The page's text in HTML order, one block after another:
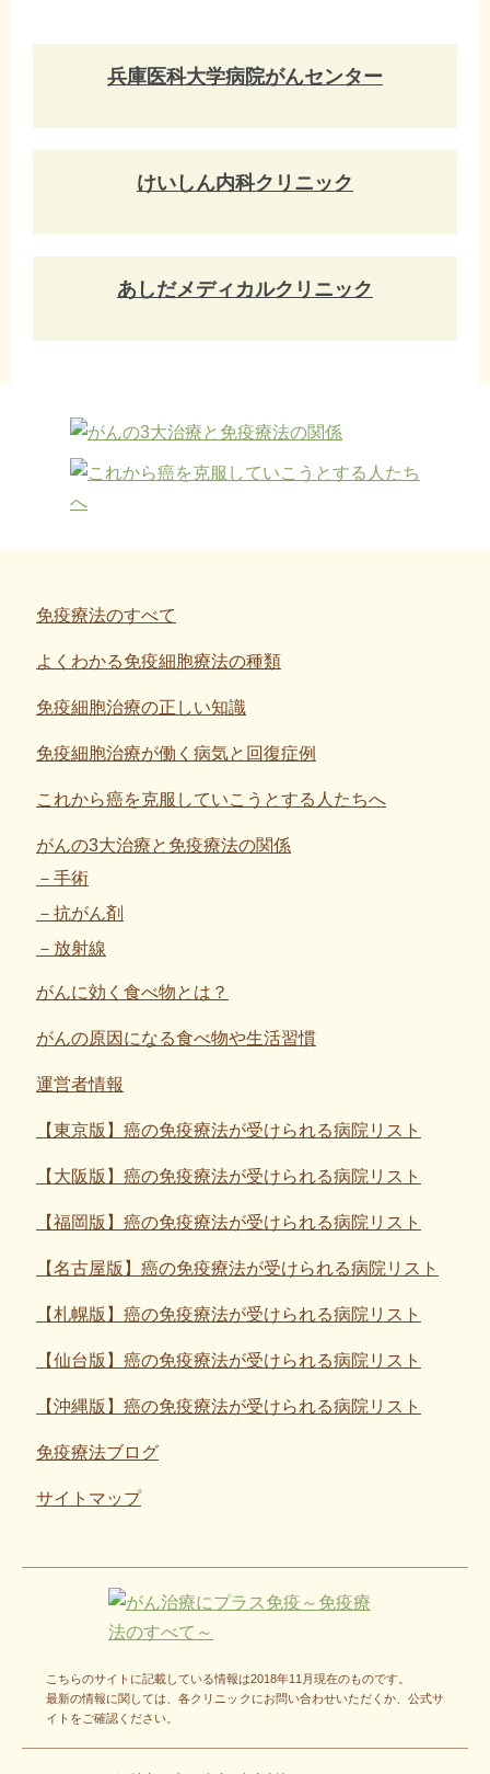
兵庫医科大学病院がんセンター
けいしん内科クリニック
あしだメディカルクリニック
免疫療法のすべて
よくわかる免疫細胞療法の種類
免疫細胞治療の正しい知識
免疫細胞治療が働く病気と回復症例
これから癌を克服していこうとする人たちへ
がんの3大治療と免疫療法の関係
手術
抗がん剤
放射線
がんに効く食べ物とは？
がんの原因になる食べ物や生活習慣
運営者情報
【東京版】癌の免疫療法が受けられる病院リスト
【大阪版】癌の免疫療法が受けられる病院リスト
【福岡版】癌の免疫療法が受けられる病院リスト
【名古屋版】癌の免疫療法が受けられる病院リスト
【札幌版】癌の免疫療法が受けられる病院リスト
【仙台版】癌の免疫療法が受けられる病院リスト
【沖縄版】癌の免疫療法が受けられる病院リスト
免疫療法ブログ
サイトマップ
こちらのサイトに記載している情報は2018年11月現在のものです。
最新の情報に関しては、各クリニックにお問い合わせいただくか、公式サ
イトをご確認ください。